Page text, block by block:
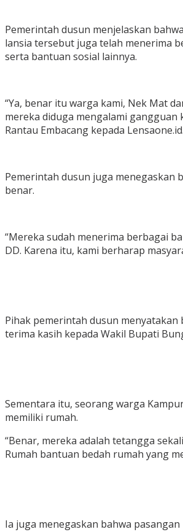
Pemerintah dusun menjelaskan
lansia tersebut juga telah menerima
serta bantuan sosial lainnya.
“Ya, benar itu warga kami, Nek Mat
mereka diduga mengalami
Rantau Embacang kepada Lensaone.id.
Pemerintah dusun juga menegaskan
benar.
“Mereka sudah menerima berbagai
DD. Karena itu, kami berharap
Pihak pemerintah dusun
terima kasih kepada Wakil Bupati
Sementara itu, seorang warga
memiliki rumah.
“Benar, mereka adalah tetangga
Rumah bantuan bedah rumah yang
Ia juga menegaskan bahwa